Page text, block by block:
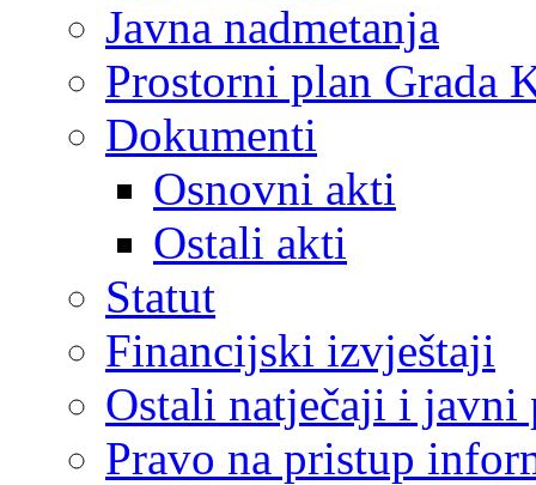
Javna nadmetanja
Prostorni plan Grada
Dokumenti
Osnovni akti
Ostali akti
Statut
Financijski izvještaji
Ostali natječaji i javni
Pravo na pristup